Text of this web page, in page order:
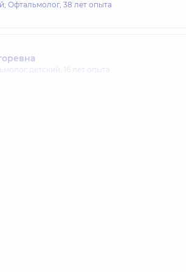
Офтальмолог, 38 лет опыта
детский, 16 лет опыта